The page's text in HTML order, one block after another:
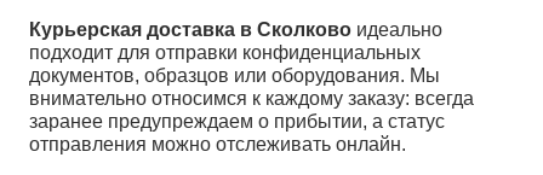
Курьерская доставка в Сколково идеально
подходит для отправки конфиденциальных
документов, образцов или оборудования. Мы
внимательно относимся к каждому заказу: всегда
заранее предупреждаем о прибытии, а статус
отправления можно отслеживать онлайн.